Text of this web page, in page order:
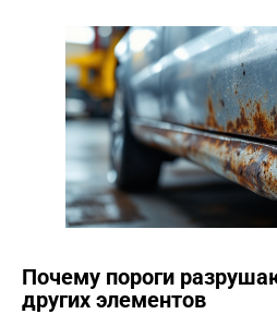
Почему пороги
других элементов